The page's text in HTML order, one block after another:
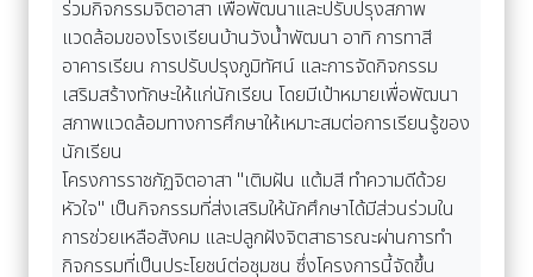
ร่วมกิจกรรมจิตอาสา เพื่อพัฒนาและปรับปรุงสภาพ
แวดล้อมของโรงเรียนบ้านวังน้ำพัฒนา อาทิ การทาสี
อาคารเรียน การปรับปรุงภูมิทัศน์ และการจัดกิจกรรม
เสริมสร้างทักษะให้แก่นักเรียน โดยมีเป้าหมายเพื่อพัฒนา
สภาพแวดล้อมทางการศึกษาให้เหมาะสมต่อการเรียนรู้ของ
นักเรียน
โครงการราชภัฏจิตอาสา "เติมฝัน แต้มสี ทำความดีด้วย
หัวใจ" เป็นกิจกรรมที่ส่งเสริมให้นักศึกษาได้มีส่วนร่วมใน
การช่วยเหลือสังคม และปลูกฝังจิตสาธารณะผ่านการทำ
กิจกรรมที่เป็นประโยชน์ต่อชุมชน ซึ่งโครงการนี้จัดขึ้น